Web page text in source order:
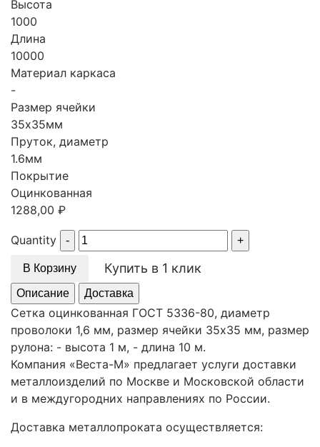
Высота
1000
Длина
10000
Материал каркаса
-
Размер ячейки
35х35мм
Пруток, диаметр
1.6мм
Покрытие
Оцинкованная
1288,00 ₽
Quantity
В Корзину Купить в 1 клик
Описание Доставка
Сетка оцинкованная ГОСТ 5336-80, диаметр
проволоки 1,6 мм, размер ячейки 35х35 мм, размер
рулона: - высота 1 м, - длина 10 м.
Компания «Веста-М» предлагает услуги доставки
металлоизделий по Москве и Московской области
и в междугородних направлениях по России.
Доставка металлопроката осуществляется: